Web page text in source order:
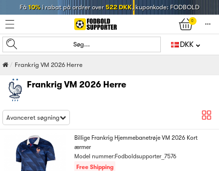
Få 10%i rabat på ordrer over522 DKK, kuponkode: FODBOLD
0
󰄒
Søg... DKK
Frankrig VM 2026 Herre
Frankrig VM 2026 Herre
Avanceret søgning
Billige Frankrig Hjemmebanetrøje VM 2026 Kort
ærmer
Model nummer:Fodboldsupporter_7576
Free Shipping